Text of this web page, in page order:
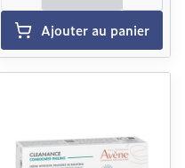
Ajouter au panier